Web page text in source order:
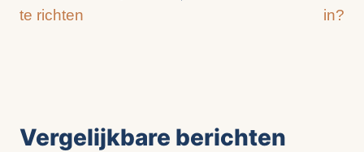
te richten
in?
Vergelijkbare berichten